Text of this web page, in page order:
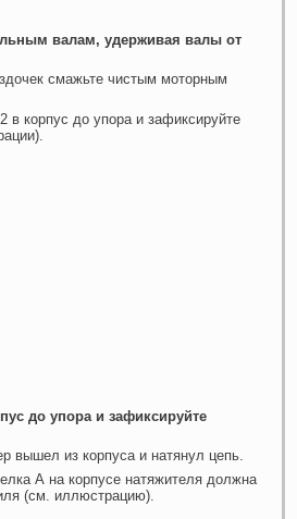
валам, удерживая валы от
смажьте чистым моторным
корпус до упора и зафиксируйте
до yпора и зафиксируйте
вышел из корпуса и натянул цепь.
А на корпусе натяжителя должна
(см. иллюстрацию).